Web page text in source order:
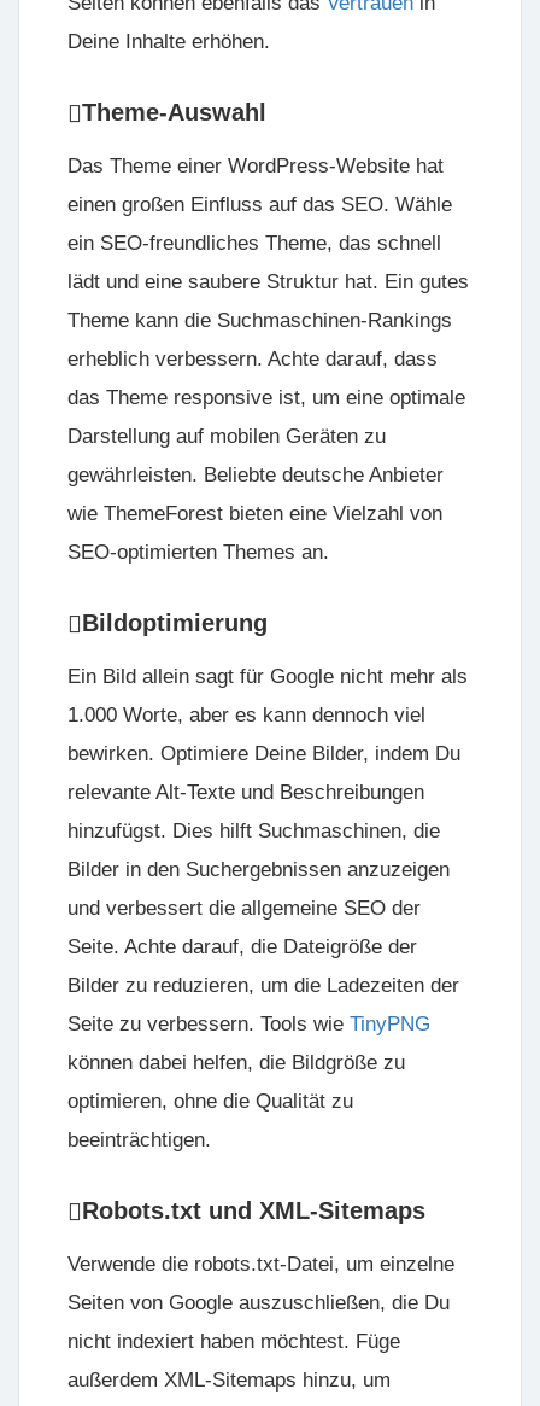
Deine Inhalte erhöhen.
Theme-Auswahl
Das Theme einer WordPress-Website hat
einen großen Einfluss auf das SEO. Wähle
ein SEO-freundliches Theme, das schnell
lädt und eine saubere Struktur hat. Ein gutes
Theme kann die Suchmaschinen-Rankings
erheblich verbessern. Achte darauf, dass
das Theme responsive ist, um eine optimale
Darstellung auf mobilen Geräten zu
gewährleisten. Beliebte deutsche Anbieter
wie ThemeForest bieten eine Vielzahl von
SEO-optimierten Themes an.
Bildoptimierung
Ein Bild allein sagt für Google nicht mehr als
1.000 Worte, aber es kann dennoch viel
bewirken. Optimiere Deine Bilder, indem Du
relevante Alt-Texte und Beschreibungen
hinzufügst. Dies hilft Suchmaschinen, die
Bilder in den Suchergebnissen anzuzeigen
und verbessert die allgemeine SEO der
Seite. Achte darauf, die Dateigröße der
Bilder zu reduzieren, um die Ladezeiten der
Seite zu verbessern. Tools wie TinyPNG
können dabei helfen, die Bildgröße zu
optimieren, ohne die Qualität zu
beeinträchtigen.
Robots.txt und XML-Sitemaps
Verwende die robots.txt-Datei, um einzelne
Seiten von Google auszuschließen, die Du
nicht indexiert haben möchtest. Füge
außerdem XML-Sitemaps hinzu, um